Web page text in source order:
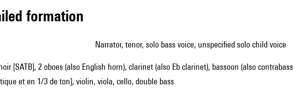
formation
narrator, tenor, solo bass voice, unspecified solo child voice
[SATB], 2 oboes (also English horn), clarinet (also Eb clarinet), bassoon (also
et en 1/3 de ton], violin, viola, cello, double bass